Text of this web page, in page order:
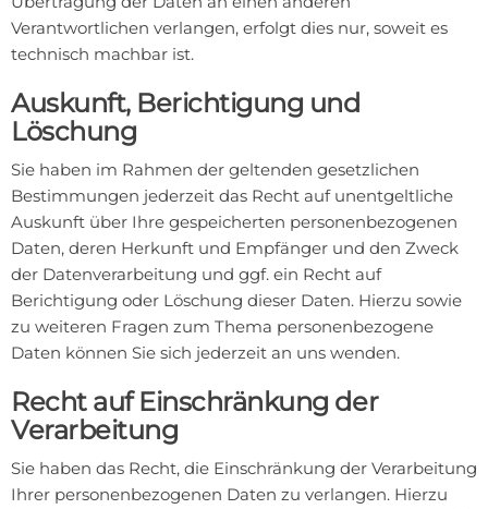
Verantwortlichen verlangen, erfolgt dies nur, soweit es
technisch machbar ist.
Auskunft, Berichtigung und
Löschung
Sie haben im Rahmen der geltenden gesetzlichen
Bestimmungen jederzeit das Recht auf unentgeltliche
Auskunft über Ihre gespeicherten personenbezogenen
Daten, deren Herkunft und Empfänger und den Zweck
der Datenverarbeitung und ggf. ein Recht auf
Berichtigung oder Löschung dieser Daten. Hierzu sowie
zu weiteren Fragen zum Thema personenbezogene
Daten können Sie sich jederzeit an uns wenden.
Recht auf Einschränkung der
Verarbeitung
Sie haben das Recht, die Einschränkung der Verarbeitung
Ihrer personenbezogenen Daten zu verlangen. Hierzu